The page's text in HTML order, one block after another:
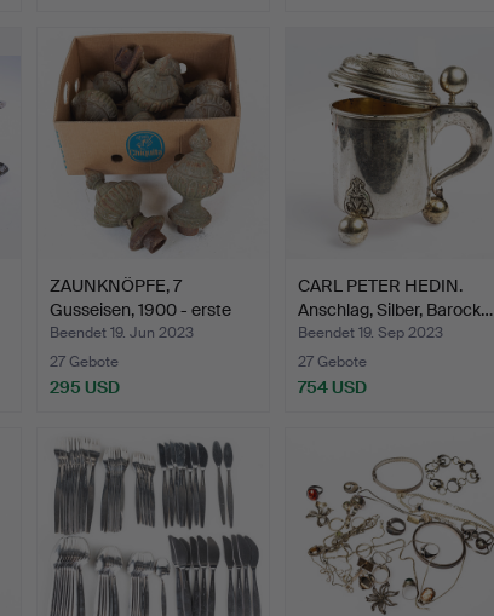
ZAUNKNÖPFE, 7
Gusseisen, 1900 - erste
Hälf…
Beendet 19. Jun 2023
27 Gebote
295 USD
CARL PETER HEDIN.
Anschlag, Silber, Barock…
Beendet 19. Sep 2023
27 Gebote
754 USD